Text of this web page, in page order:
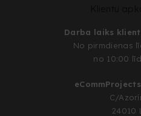
Darba laiks
No pirmdienas
no 10:00
C/
24010